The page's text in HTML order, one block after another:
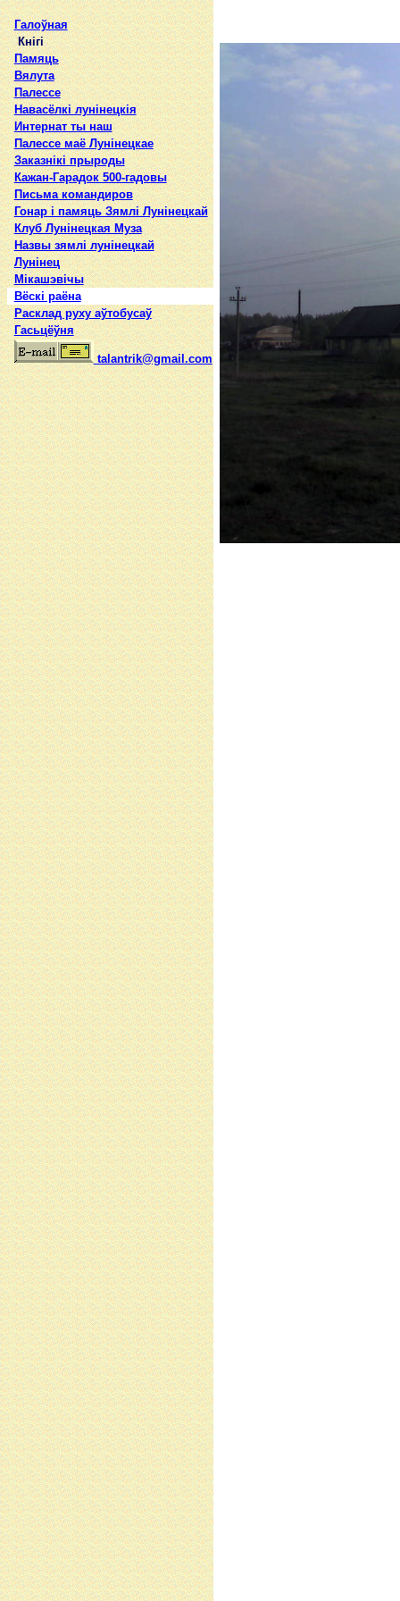
Галоўная
Кнігі
Памяць
Вялута
Палессе
Навасёлкі лунінецкія
Интернат ты наш
Палессе маё Лунінецкае
Заказнікі прыроды
Кажан-Гарадок 500-гадовы
Письма командиров
Гонар і памяць Зямлі Лунінецкай
Клуб Лунінецкая Муза
Назвы зямлi лунiнецкай
Лунінец
Мікашэвічы
Вёскі раёна
Расклад руху аўтобусаў
Гасьцёўня
talantrik@gmail.com